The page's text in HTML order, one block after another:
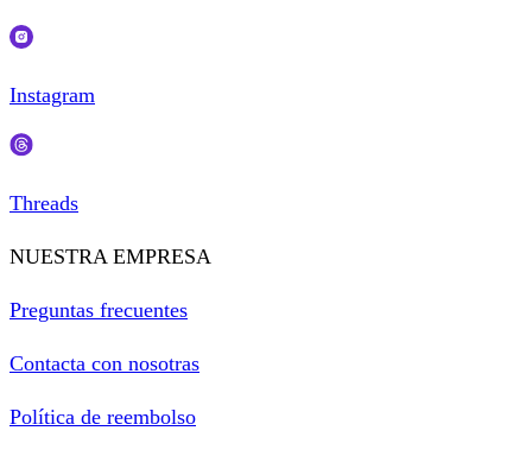
Instagram
Threads
NUESTRA EMPRESA
Preguntas frecuentes
Contacta con nosotras
Política de reembolso